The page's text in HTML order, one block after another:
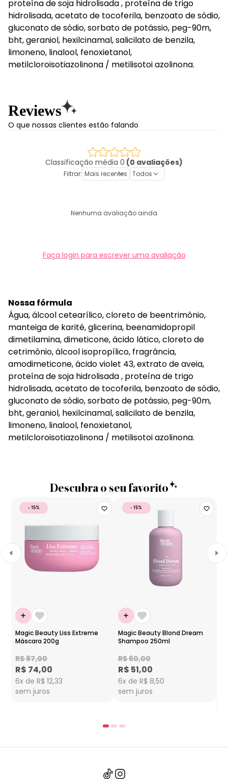
proteína de soja hidrolisada , proteína de trigo
hidrolisada, acetato de tocoferila, benzoato de sódio,
gluconato de sódio, sorbato de potássio, peg-90m,
bht, geraniol, hexilcinamal, salicilato de benzila,
limoneno, linalool, fenoxietanol,
metilcloroisotiazolinona / metilisotoi azolinona.
Reviews
O que nossas clientes estão falando
Classificação média 0 (0 avaliações)
Filtrar:
Nenhuma avaliação ainda
Faça login para escrever uma avaliação
Nossa fórmula
Água, álcool cetearílico, cloreto de beentrimônio,
manteiga de karité, glicerina, beenamidopropil
dimetilamina, dimeticone, ácido lático, cloreto de
cetrimônio, álcool isopropílico, fragrância,
amodimeticone, ácido violet 43, extrato de aveia,
proteína de soja hidrolisada , proteína de trigo
hidrolisada, acetato de tocoferila, benzoato de sódio,
gluconato de sódio, sorbato de potássio, peg-90m,
bht, geraniol, hexilcinamal, salicilato de benzila,
limoneno, linalool, fenoxietanol,
metilcloroisotiazolinona / metilisotoi azolinona.
Descubra o seu favorito
Magic Beauty Liss Extreme
Máscara 200g
R$ 87,00
R$ 74,00
6x de R$ 12,33
sem juros
- 15%
Magic Beauty Blond Dream
Shampoo 250ml
R$ 60,00
R$ 51,00
6x de R$ 8,50
sem juros
- 15%